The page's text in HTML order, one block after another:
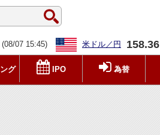
(08/07 15:45) 米ドル／円 158.36
グ IPO 為替